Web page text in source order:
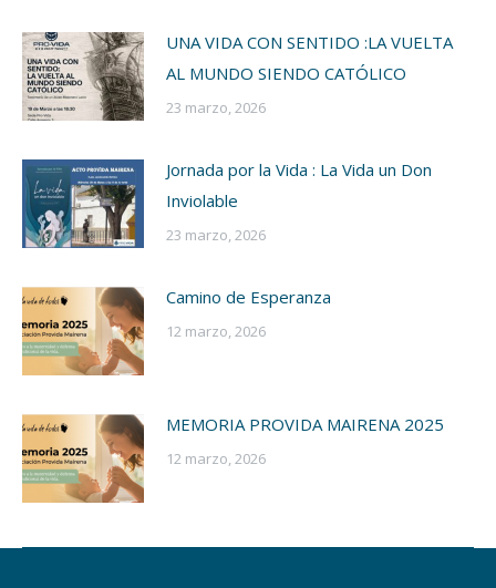
UNA VIDA CON SENTIDO :LA VUELTA
AL MUNDO SIENDO CATÓLICO
23 marzo, 2026
Jornada por la Vida : La Vida un Don
Inviolable
23 marzo, 2026
Camino de Esperanza
12 marzo, 2026
MEMORIA PROVIDA MAIRENA 2025
12 marzo, 2026